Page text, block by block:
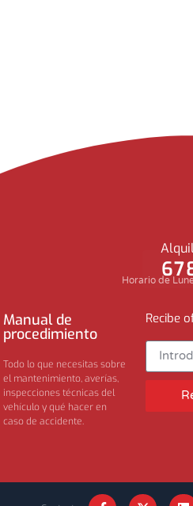
Horario de
Manual de
procedimiento
Todo lo que necesitas sobre
el mantenimiento, averías,
inspecciones técnicas del
vehículo y qué hacer en
caso de accidente.
Recibe